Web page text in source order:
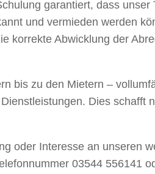
garantiert, dass
und vermieden werden
korrekte Abwicklung der
bis zu den Mietern –
Dies
oder Interesse an unseren
03544 556141